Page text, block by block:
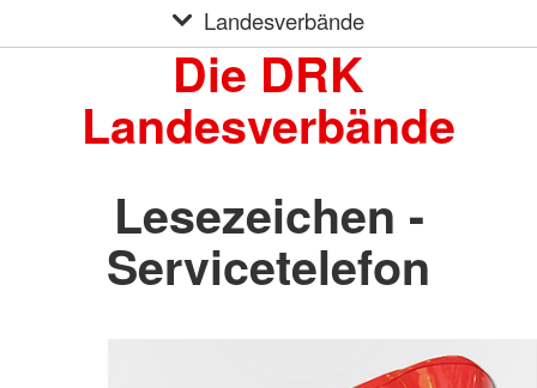
Landesverbände
Die DRK
Landesverbände
Lesezeichen -
Servicetelefon